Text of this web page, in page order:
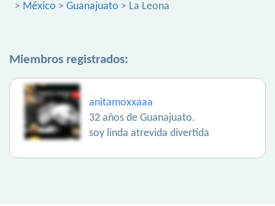
> México > Guanajuato > La Leona
Miembros registrados:
anitamoxxaaa
32 años de Guanajuato.
soy linda atrevida divertida